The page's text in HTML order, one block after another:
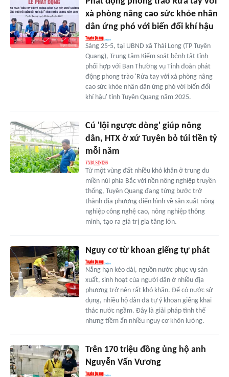
xà phòng nâng cao sức khỏe nhân
dân ứng phó với biến đổi khí hậu
Sáng 25-5, tại UBND xã Thái Long (TP Tuyên
Quang), Trung tâm Kiểm soát bệnh tật tỉnh
phối hợp với Ban Thường vụ Tỉnh đoàn phát
động phong trào 'Rửa tay với xà phòng nâng
cao sức khỏe nhân dân ứng phó với biến đổi
khí hậu' tỉnh Tuyên Quang năm 2025.
Cú 'lội ngược dòng' giúp nông
dân, HTX ở xứ Tuyên bỏ túi tiền tỷ
mỗi năm
Từ một vùng đất nhiều khó khăn ở trung du
miền núi phía Bắc với nền nông nghiệp truyền
thống, Tuyên Quang đang từng bước trở
thành địa phương điển hình về sản xuất nông
nghiệp công nghệ cao, nông nghiệp thông
minh, tạo ra giá trị gia tăng lớn.
Nguy cơ từ khoan giếng tự phát
Nắng hạn kéo dài, nguồn nước phục vụ sản
xuất, sinh hoạt của người dân ở nhiều địa
phương trở nên rất khó khăn. Để có nước sử
dụng, nhiều hộ dân đã tự ý khoan giếng khai
thác nước ngầm. Đây là giải pháp tình thế
nhưng tiềm ẩn nhiều nguy cơ khôn lường.
Trên 170 triệu đồng ủng hộ anh
Nguyễn Vấn Vương